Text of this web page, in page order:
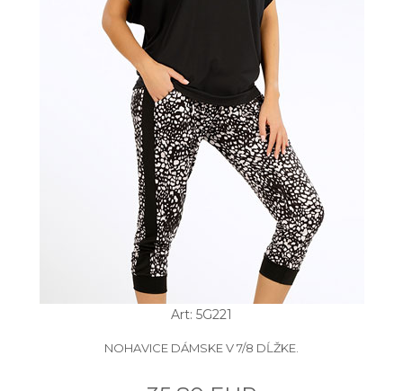
Art: 5G221
NOHAVICE DÁMSKE V 7/8 DĹŽKE.